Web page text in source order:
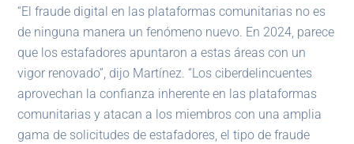
“El fraude digital en las plataformas comunitarias no es
de ninguna manera un fenómeno nuevo. En 2024, parece
que los estafadores apuntaron a estas áreas con un
vigor renovado”, dijo Martínez. “Los ciberdelincuentes
aprovechan la confianza inherente en las plataformas
comunitarias y atacan a los miembros con una amplia
gama de solicitudes de estafadores, el tipo de fraude